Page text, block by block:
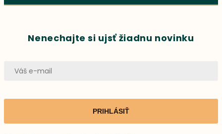
Nenechajte si ujsť žiadnu novinku
PRIHLÁSIŤ